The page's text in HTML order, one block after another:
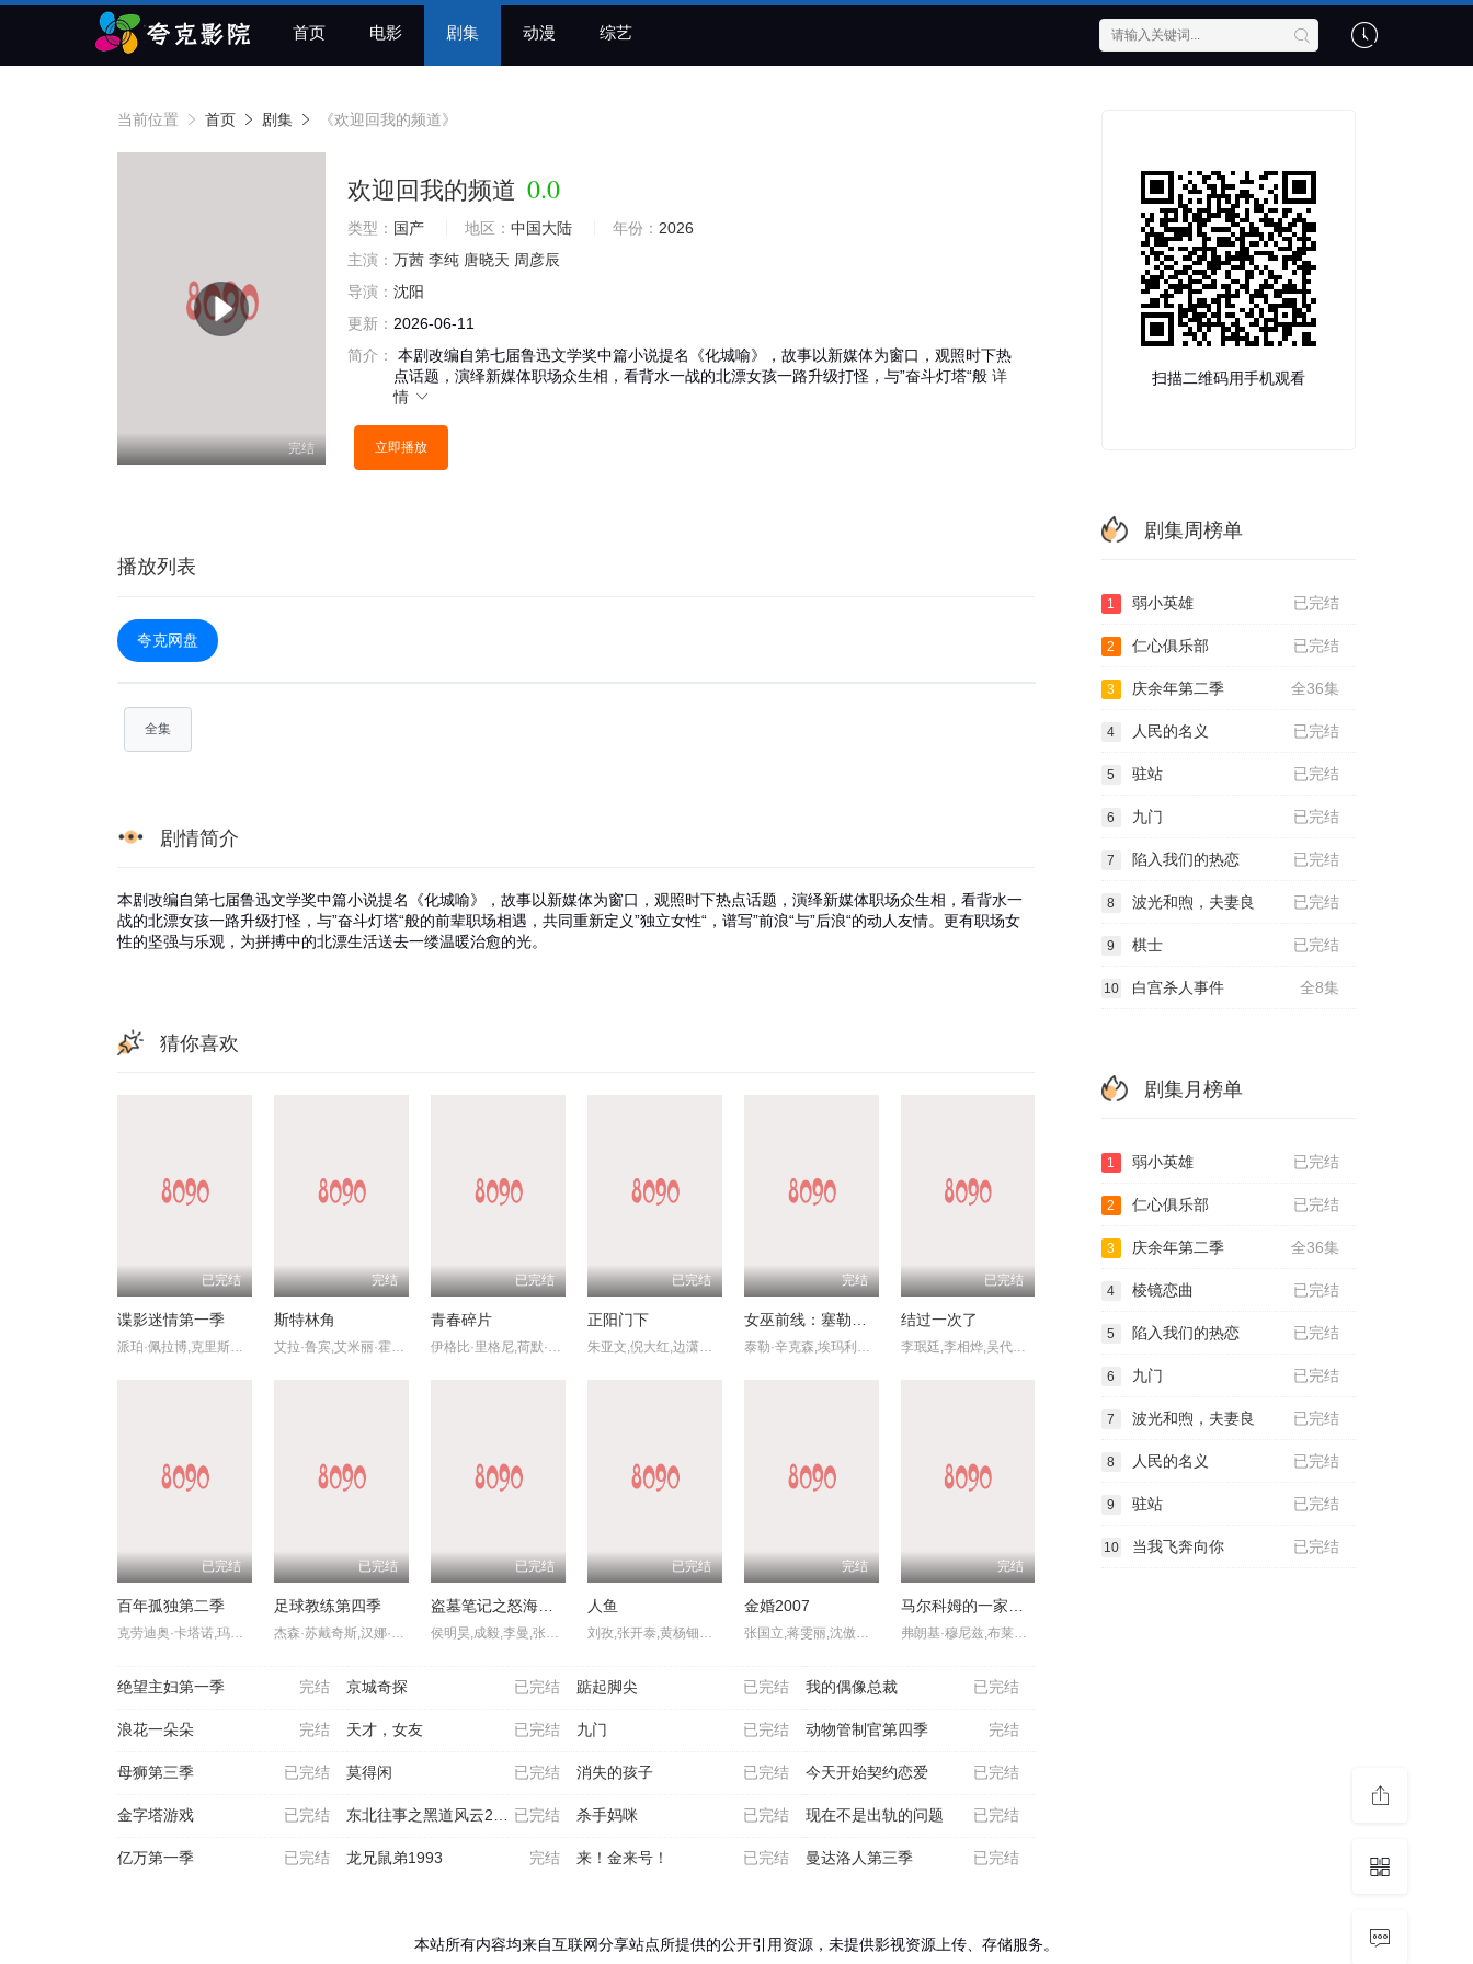
首页 电影 剧集 动漫 综艺
当前位置 首页 剧集 《欢迎回我的频道》
完结
欢迎回我的频道 0.0
类型： 国产 地区： 中国大陆 年份： 2026
主演： 万茜 李纯 唐晓天 周彦辰
导演： 沈阳
更新： 2026-06-11
简介：
本剧改编自第七届鲁迅文学奖中篇小说提名《化城喻》，故事以新媒体为窗口，观照时下热
点话题，演绎新媒体职场众生相，看背水一战的北漂女孩一路升级打怪，与”奋斗灯塔“般 详
情
立即播放
播放列表
夸克网盘
全集
剧情简介
本剧改编自第七届鲁迅文学奖中篇小说提名《化城喻》，故事以新媒体为窗口，观照时下热点话题，演绎新媒体职场众生相，看背水一
战的北漂女孩一路升级打怪，与”奋斗灯塔“般的前辈职场相遇，共同重新定义”独立女性“，谱写”前浪“与”后浪“的动人友情。更有职场女
性的坚强与乐观，为拼搏中的北漂生活送去一缕温暖治愈的光。
猜你喜欢
已完结
谍影迷情第一季
派珀·佩拉博,克里斯托弗·戈勒姆,卡瑞·玛切特,彼得·盖勒
完结
斯特林角
艾拉·鲁宾,艾米丽·霍菲尔,基恩·鲁法洛,Mabel,Strachan,博·布拉加森,丹尼尔·奎恩-托伊,雅各布·怀特达克-拉瓦,Nikko,Angelo,Hinayo,西德哈特·沙玛,Christopher,Omari,凯蒂·道格拉斯,卢克·艾沃雷多,凯特·惠勒,杰弗里·迪恩·摩根,米西·派勒
已完结
青春碎片
伊格比·里格尼,荷默·基尔,格拉汉姆·坎贝尔,韦斯·本特利,埃文·蕾切尔·伍德,凯雅·基伯,海斯·华纳,Jordan,Roth,Sierra,Stoliar,丹尼尔·戴尔,克里斯·康纳,Bella,Valdes,Constantine,Malahias,Cortés,Alexander,Aidan,Skye,Jameson
已完结
正阳门下
朱亚文,倪大红,边潇潇,李光复,杨立新,李建华,朱铁,迟嘉,李野萍,哈斯高娃,陈思斯,尹馨梓,张晶晶,张莉,范琳琳,谭维亚
完结
女巫前线：塞勒姆要塞第三季
泰勒·辛克森,埃玛利亚·霍尔姆,德米特里亚·麦金尼,杰西卡·萨顿,阿什利·妮可·威廉姆斯,琳·勒内
已完结
结过一次了
李珉廷,李相烨,吴代焕,吴允儿,李初熙
已完结
百年孤独第二季
已完结
足球教练第四季
已完结
盗墓笔记之怒海潜沙 秦岭神树
侯明昊,成毅,李曼,张博宇
已完结
人鱼
完结
金婚2007
完结
弗朗基·穆尼兹,布莱恩·克兰斯顿,简·卡兹玛拉克,卡勒布·埃尔斯沃斯·克拉克,克雷格·拉马尔·特雷勒,托德·吉贝哈恩,克里斯托弗·马斯特森,贾斯汀·贝菲尔德,德鲁·鲍威尔,艾米·科利加多,米根·费伊,琪亚娜·玛黛拉,Sari,Mercer,约翰·马歇尔·琼斯,Anthony,Timpano,沃恩·穆雷,杰特·克莱恩,埃里克·高,基利·卡斯滕,Neil,Charlesworth
完结
绝望主妇第一季 已完结
京城奇探 已完结
踮起脚尖 已完结
我的偶像总裁
完结
浪花一朵朵 已完结
天才，女友 已完结
九门 完结
动物管制官第四季
已完结
母狮第三季 已完结
莫得闲 已完结
消失的孩子 已完结
今天开始契约恋爱
已完结
金字塔游戏 已完结
东北往事之黑道风云20年 已完结
杀手妈咪 已完结
现在不是出轨的问题
已完结
亿万第一季 完结
龙兄鼠弟1993 已完结
来！金来号！ 已完结
曼达洛人第三季
扫描二维码用手机观看
剧集周榜单
已完结
1 弱小英雄
已完结
2 仁心俱乐部
全36集
3 庆余年第二季
已完结
4 人民的名义
已完结
5 驻站
已完结
6 九门
已完结
7 陷入我们的热恋
已完结
8 波光和煦，夫妻良
已完结
9 棋士
全8集
10 白宫杀人事件
剧集月榜单
已完结
1 弱小英雄
已完结
2 仁心俱乐部
全36集
3 庆余年第二季
已完结
4 棱镜恋曲
已完结
5 陷入我们的热恋
已完结
6 九门
已完结
7 波光和煦，夫妻良
已完结
8 人民的名义
已完结
9 驻站
已完结
10 当我飞奔向你
本站所有内容均来自互联网分享站点所提供的公开引用资源，未提供影视资源上传、存储服务。